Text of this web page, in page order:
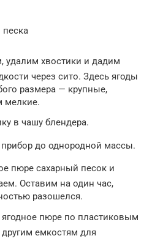
песка
удалим хвостики и дадим
через сито. Здесь ягоды
размера — крупные,
мелкие.
в чашу блендера.
до однородной массы.
пюре сахарный песок и
Оставим на один час,
разошелся.
пюре по пластиковым
емкостям для